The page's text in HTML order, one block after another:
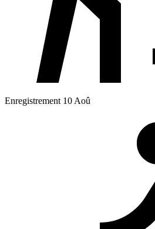
Enregistrement 10 Aoû